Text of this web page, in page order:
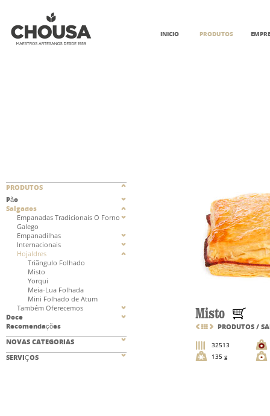
INICIO PRODUTOS
PRODUTOS
Pão
Salgados
Empanadas Tradicionais O Forno
Galego
Empanadilhas
Internacionais
Hojaldres
Triãngulo Folhado
Misto
Yorqui
Meia-Lua Folhada
Mini Folhado de Atum
Também Oferecemos
Doce
Recomendações
NOVAS CATEGORIAS
SERVIÇOS
Misto
PRODUTOS /
32513
135 g